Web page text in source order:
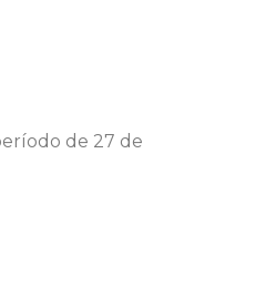
de 27 de